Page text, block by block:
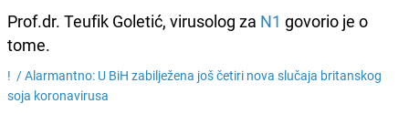
Prof.dr. Teufik Goletić, virusolog za N1 govorio je o
tome.
! /Alarmantno: U BiH zabilježena još četiri nova slučaja britanskog
soja koronavirusa